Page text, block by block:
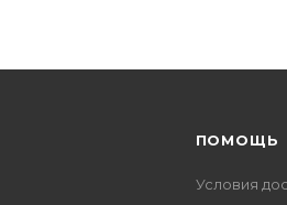
ПОМОЩЬ
Условия